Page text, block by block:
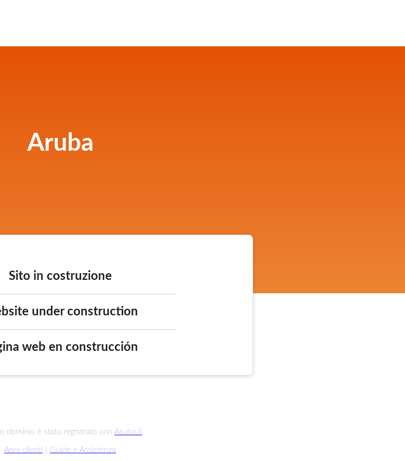
Aruba
Sito in costruzione
under construction
web en construcción
dominio è stato registrato con Aruba.it
Area clienti Guide e Assistenza